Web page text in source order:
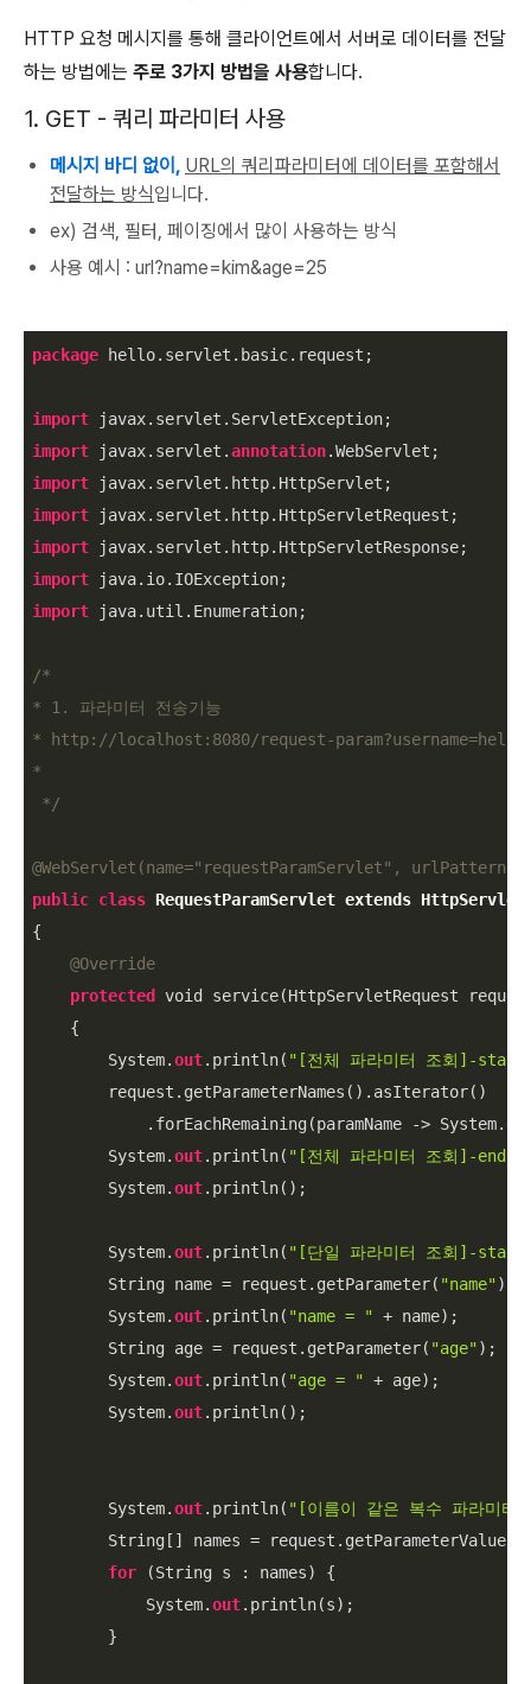
HTTP 요청 메시지를 통해 클라이언트에서 서버로 데이터를 전달
하는 방법에는 주로 3가지 방법을 사용합니다.
1. GET - 쿼리 파라미터 사용
메시지 바디 없이, URL의 쿼리파라미터에 데이터를 포함해서
전달하는 방식입니다.
ex) 검색, 필터, 페이징에서 많이 사용하는 방식
사용 예시 : url?name=kim&age=25
package hello.servlet.basic.request;
import
import javax.servlet.annotation
import
import
import
import
import java.util.Enumeration;
/*
* 1. 파라미터 전송기능
* http://localhost:8080/request-
*
*/
@WebServlet(name="requestParamServlet" , urlPatterns
public class RequestParamServlet extends HttpServlet
{
@Override
protected
void service(HttpServletRequest
    {
        System.
out.println( "[전체 파라미터 조회]-
        request.getParameterNames().asIterator()
            .forEachRemaining(paramName -> System.
        System.
out.println( "[전체 파라미터 조회]-end"
        System.
out.println();
        System.
out.println( "[단일 파라미터 조회]-
        String name = request.getParameter(
"name");
        System.
out.println( "name = " + name);
        String age = request.getParameter(
"age");
        System.
out.println( "age = " + age);
        System.
out.println();
        System.
out.println( "[이름이 같은 복수 파라미터
        String[] names = request.getParameterValues(
for (String s : names) {
            System.
out.println(s);
        }